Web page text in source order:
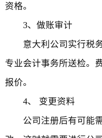
资格。
3、做账审计
意大利公司实行税务
专业会计事务所送检。
报价。
4、 变更资料
公司注册后有可能需